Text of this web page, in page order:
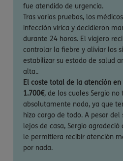
fue atendido de urgencia.
Tras varias pruebas, los
infección vírica y decidieron
durante 24 horas. El viajero
controlar la fiebre y aliviar los
estabilizar su estado de salud
alta..
El coste total de la atención
1.700€, de los cuales Sergio
absolutamente nada, ya que
hizo cargo de todo. A pesar
lejos de casa, Sergio
le permitiera recibir atención
por nada.